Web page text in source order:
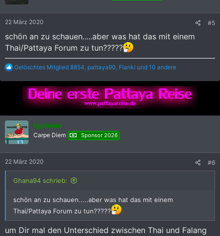
n
22 März 2020 #5
schön an zu schauen.....aber was hat das mit einem
Thai/Pattaya Forum zu tun?????
R
a
o
n
e
n
:
Gelöschtes Mitglied 8854, pattaya90, Flanki und 10 andere
typhoon
Carpe Diem Sponsor 2026
22 März 2020 #6
Ghana94 schrieb:
schön an zu schauen.....aber was hat das mit einem
Thai/Pattaya Forum zu tun?????
um Dir mal den Unterschied zwischen Thai und Falang